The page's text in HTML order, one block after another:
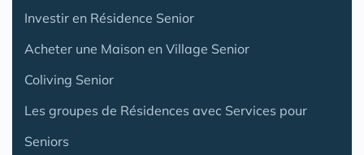
Investir en Résidence Senior
Acheter une Maison en Village Senior
Coliving Senior
Les groupes de Résidences avec Services pour
Seniors